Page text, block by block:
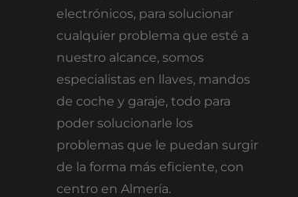
electrónicos, para solucionar
cualquier problema que esté a
nuestro alcance, somos
especialistas en llaves, mandos
de coche y garaje, todo para
poder solucionarle los
problemas que le puedan surgir
de la forma más eficiente, con
centro en Almería.